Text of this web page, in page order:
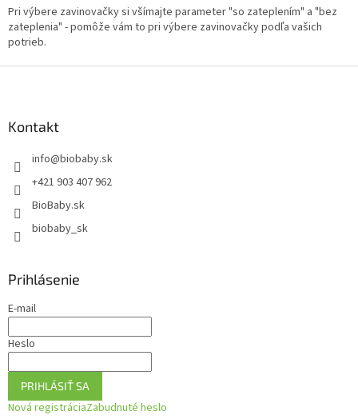
p
r
y
Pri výbere zavinovačky si všímajte parameter "so zateplením" a "bez
zateplenia" - pomôže vám to pri výbere zavinovačky podľa vašich
potrieb.
Kontakt
info@biobaby.sk
+421 903 407 962
BioBaby.sk
biobaby_sk
Prihlásenie
E-mail
Heslo
PRIHLÁSIŤ SA
Nová registráciaZabudnuté heslo